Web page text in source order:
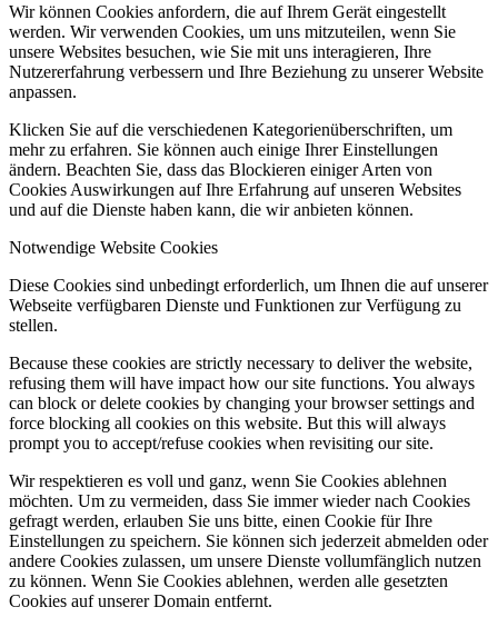
Wir können Cookies anfordern, die auf Ihrem Gerät eingestellt
werden. Wir verwenden Cookies, um uns mitzuteilen, wenn Sie
unsere Websites besuchen, wie Sie mit uns interagieren, Ihre
Nutzererfahrung verbessern und Ihre Beziehung zu unserer Website
anpassen.
Klicken Sie auf die verschiedenen Kategorienüberschriften, um
mehr zu erfahren. Sie können auch einige Ihrer Einstellungen
ändern. Beachten Sie, dass das Blockieren einiger Arten von
Cookies Auswirkungen auf Ihre Erfahrung auf unseren Websites
und auf die Dienste haben kann, die wir anbieten können.
Notwendige Website Cookies
Diese Cookies sind unbedingt erforderlich, um Ihnen die auf unserer
Webseite verfügbaren Dienste und Funktionen zur Verfügung zu
stellen.
Because these cookies are strictly necessary to deliver the website,
refusing them will have impact how our site functions. You always
can block or delete cookies by changing your browser settings and
force blocking all cookies on this website. But this will always
prompt you to accept/refuse cookies when revisiting our site.
Wir respektieren es voll und ganz, wenn Sie Cookies ablehnen
möchten. Um zu vermeiden, dass Sie immer wieder nach Cookies
gefragt werden, erlauben Sie uns bitte, einen Cookie für Ihre
Einstellungen zu speichern. Sie können sich jederzeit abmelden oder
andere Cookies zulassen, um unsere Dienste vollumfänglich nutzen
zu können. Wenn Sie Cookies ablehnen, werden alle gesetzten
Cookies auf unserer Domain entfernt.